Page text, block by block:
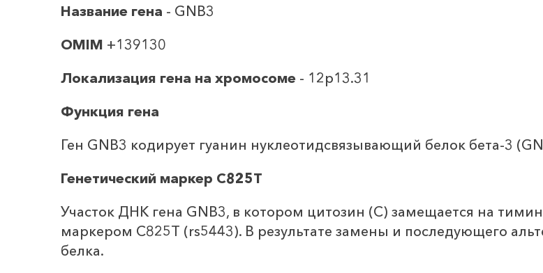
Название гена - GNB3
OMIM +139130
Локализация гена на хромосоме - 12p13.31
Функция гена
Ген GNB3 кодирует гуанин нуклеотидсвязывающий белок бета-3
Генетический маркер С825Т
Участок ДНК гена GNB3, в котором цитозин (C) замещается на
маркером С825Т (rs5443). В результате замены и последующего
белка.